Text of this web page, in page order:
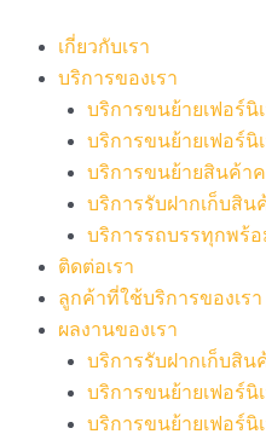
content
เกี่ยวกับเรา
บริการของเรา
บริการขนย้ายเฟอร์นิ
บริการขนย้ายเฟอร์นิ
บริการขนย้ายสินค้าค
บริการรับฝากเก็บสิน
บริการรถบรรทุกพร้
ติดต่อเรา
ลูกค้าที่ใช้บริการของเรา
ผลงานของเรา
บริการรับฝากเก็บสิน
บริการขนย้ายเฟอร์นิ
บริการขนย้ายเฟอร์นิ